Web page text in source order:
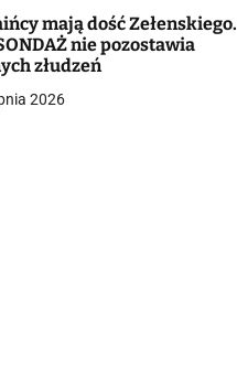
mają dość Zełenskiego.
nie pozostawia
złudzeń
2026